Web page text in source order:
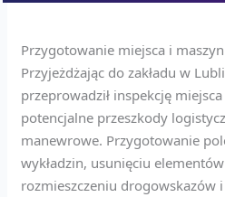
Przygotowanie miejsca i
Przyjeżdżając do zakładu w
przeprowadził inspekcję
potencjalne przeszkody
manewrowe. Przygotowanie
wykładzin, usunięciu
rozmieszczeniu drogowskazów